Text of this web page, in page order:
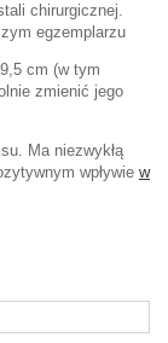
chirurgicznej.
egzemplarzu
cm (w tym
zmienić jego
Ma niezwykłą
wpływie w